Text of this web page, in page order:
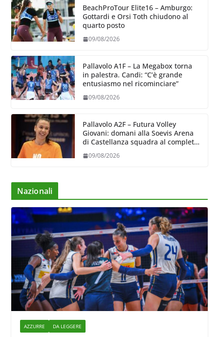
BeachProTour Elite16 – Amburgo:
Gottardi e Orsi Toth chiudono al
quarto posto
09/08/2026
Pallavolo A1F – La Megabox torna
in palestra. Candi: “C’è grande
entusiasmo nel ricominciare”
09/08/2026
Pallavolo A2F – Futura Volley
Giovani: domani alla Soevis Arena
di Castellanza squadra al completo
09/08/2026
Nazionali
AZZURRE DA LEGGERE